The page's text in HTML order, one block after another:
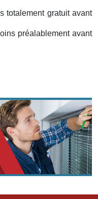
totalement gratuit avant
préalablement avant